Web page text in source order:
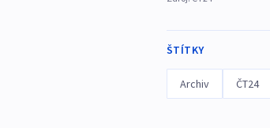
ŠTÍTKY
Archiv ČT24